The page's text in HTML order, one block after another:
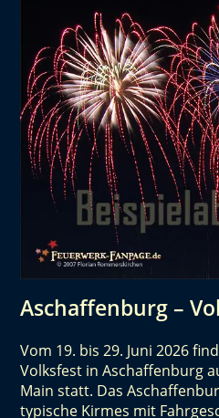
Aschaffenburg –
Vom 19. bis 29. Juni 2026
Volksfest in Aschaffenburg
Main statt. Das
typische Kirmes mit